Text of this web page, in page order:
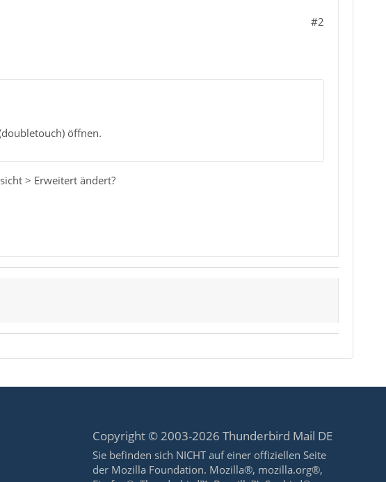
#2
öffnen.
> Erweitert ändert?
Copyright © 2003-2026 Thunderbird Mail DE
Sie befinden sich NICHT auf einer offiziellen Seite
der Mozilla Foundation. Mozilla®, mozilla.org®,